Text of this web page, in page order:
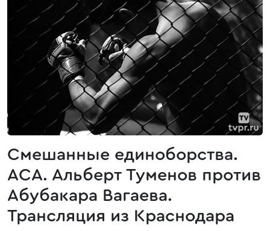
Смешанные единоборства.
АСА. Альберт Туменов против
Абубакара Вагаева.
Трансляция из Краснодара